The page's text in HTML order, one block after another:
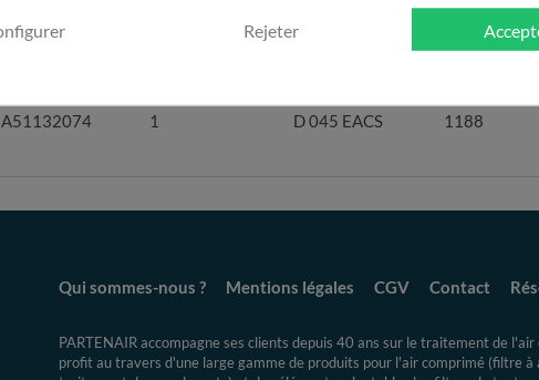
A51132074 1 D 045 EACS 1188
Qui sommes-nous ? Mentions légales CGV Contact
PARTENAIR accompagne ses clients depuis 40 ans sur le traitement de
profit au travers d'une large gamme de produits pour l'air comprimé (filtre
Rejeter